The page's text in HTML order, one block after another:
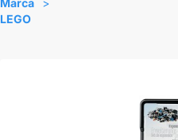
Marca
LEGO